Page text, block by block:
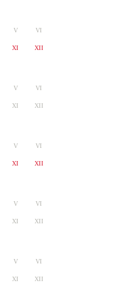
V VI
XI XII
V VI
XI XII
V VI
XI XII
V VI
XI XII
V VI
XI XII